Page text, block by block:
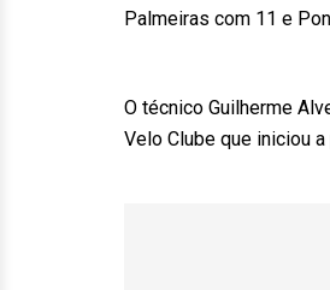
Palmeiras com 11 e
O técnico Guilherme
Velo Clube que iniciou